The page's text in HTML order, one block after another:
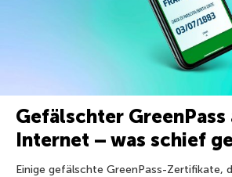
Gefälschter GreenPass
Internet – was schief
Einige gefälschte GreenPass-Zertifikate,